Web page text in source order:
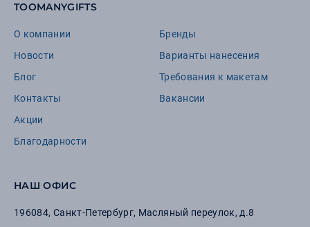
TOOMANYGIFTS
О компании
Новости
Блог
Контакты
Акции
Благодарности
Бренды
Варианты нанесения
Требования к макетам
Вакансии
НАШ ОФИС
196084, Санкт-Петербург, Масляный переулок, д.8